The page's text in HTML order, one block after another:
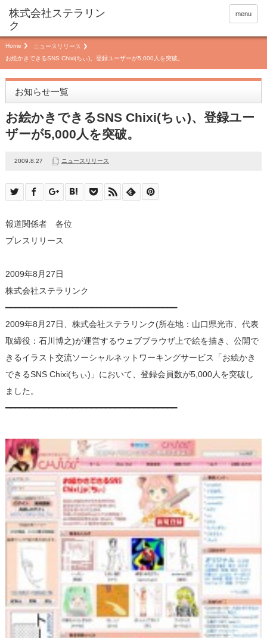
menu
Home
ニュースリリース
お絵かきできるSNS Chixi(ちぃ)、登録ユーザーが5,000人を突破。
お知らせ一覧
お絵かきできるSNS Chixi(ちぃ)、登録ユー
ザーが5,000人を突破。
2009.8.27 ニュースリリース
報道関係者 各位
プレスリリース
2009年8月27日
株式会社ステラリンク
━━━━━━━━━━━━━━━━━━━━━━━━━━━━━━━━━━━━
2009年8月27日、株式会社ステラリンク(所在地：山口県光市、代表
取締役：石川博之)が運営するウェブブラウザ上で絵を描き、公開で
きるイラスト交流ソーシャルネットワーキングサービス「お絵かき
できるSNS Chixi(ちぃ)」において、登録会員数が5,000人を突破し
ました。
━━━━━━━━━━━━━━━━━━━━━━━━━━━━━━━━━━━━